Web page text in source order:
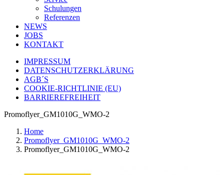
Schulungen
Referenzen
NEWS
JOBS
KONTAKT
IMPRESSUM
DATENSCHUTZERKLÄRUNG
AGB´S
COOKIE-RICHTLINIE (EU)
BARRIEREFREIHEIT
Promoflyer_GM1010G_WMO-2
Home
Promoflyer_GM1010G_WMO-2
Promoflyer_GM1010G_WMO-2